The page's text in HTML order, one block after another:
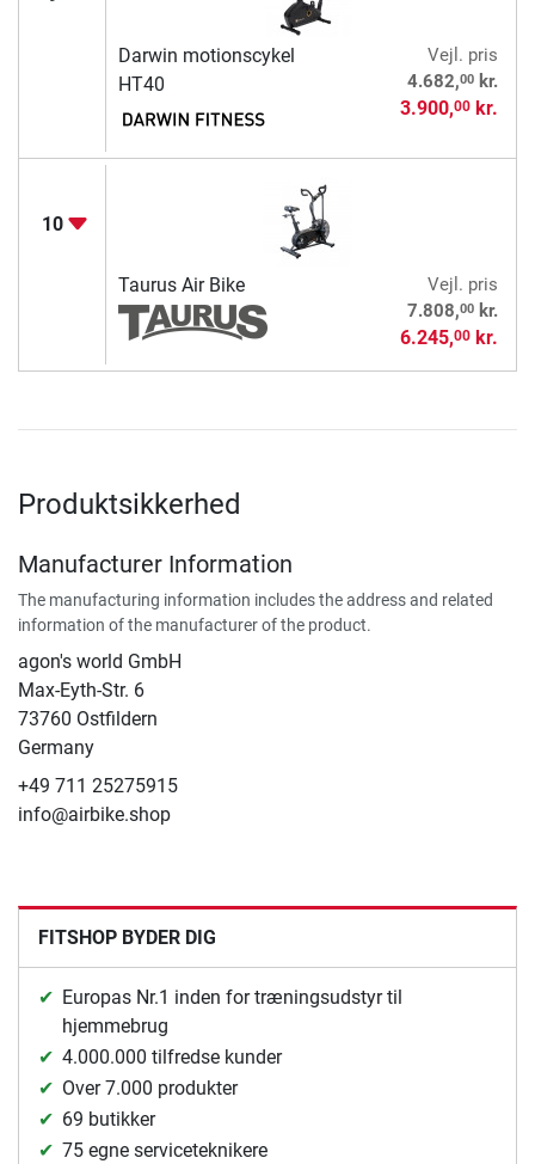
Darwin motionscykel
HT40
Vejl. pris
4.682,00kr.
3.900,00kr.
10
Taurus Air Bike
Vejl. pris
7.808,00kr.
6.245,00kr.
Produktsikkerhed
Manufacturer Information
The manufacturing information includes the address and related
information of the manufacturer of the product.
agon's world GmbH
Max-Eyth-Str. 6
73760 Ostfildern
Germany
+49 711 25275915
info@airbike.shop
FITSHOP BYDER DIG
Europas Nr.1 inden for træningsudstyr til
hjemmebrug
4.000.000 tilfredse kunder
Over 7.000 produkter
69 butikker
75 egne serviceteknikere